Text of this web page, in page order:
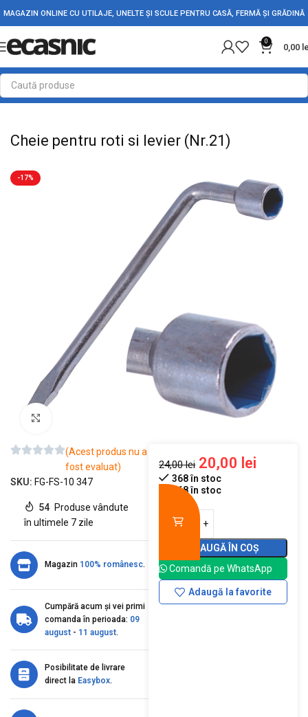
MAGAZIN ONLINE CU UTILAJE, UNELTE ȘI SCULE PENTRU CASĂ, FERMĂ ȘI GRĂDINĂ
0
0,00
Prima pagină Scule - Unelte Chei, capete tubulare si truse
Cheie pentru roti si levier (Nr.21)
-17%
(Acest produs nu a
fost evaluat)
SKU: FG-FS-10 347
54 Produse vândute
în ultimele 7 zile
Magazin 100% românesc.
Cumpără acum și vei primi
comanda în perioada: 09
august - 11 august.
Posibilitate de livrare
direct la Easybox.
24,00lei 20,00 lei
368 în stoc
368 în stoc
ADAUGĂ ÎN COȘ
Comandă pe WhatsApp
Adaugă la favorite